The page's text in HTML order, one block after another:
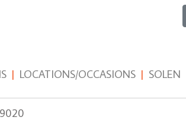
| LOCATIONS/OCCASIONS | SOLEN